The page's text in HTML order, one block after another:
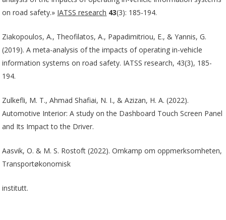
on road safety.» IATSS research 43(3): 185-194.
Ziakopoulos, A., Theofilatos, A., Papadimitriou, E., & Yannis, G.
(2019). A meta-analysis of the impacts of operating in-vehicle
information systems on road safety. IATSS research, 43(3), 185-
194.
Zulkefli, M. T., Ahmad Shafiai, N. I., & Azizan, H. A. (2022).
Automotive Interior: A study on the Dashboard Touch Screen Panel
and Its Impact to the Driver.
Aasvik, O. & M. S. Rostoft (2022). Omkamp om oppmerksomheten,
Transportøkonomisk
institutt.